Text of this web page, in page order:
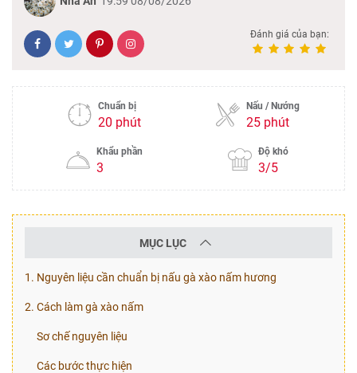
Đánh giá của bạn:
Chuẩn bị
20 phút
Nấu / Nướng
25 phút
Khẩu phần
3
Độ khó
3/5
MỤC LỤC
1. Nguyên liệu cần chuẩn bị nấu gà xào nấm hương
2. Cách làm gà xào nấm
Sơ chế nguyên liệu
Các bước thực hiện